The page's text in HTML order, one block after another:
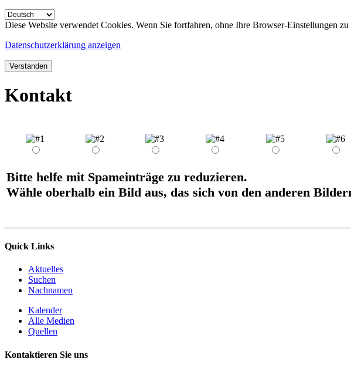
Diese Website verwendet Cookies. Wenn Sie fortfahren, ohne Ihre Browser-Einstellungen
Datenschutzerklärung anzeigen
Verstanden
Kontakt
Bitte helfe mit Spameinträge zu reduzieren.
Wähle oberhalb ein Bild aus, das sich von den anderen
Quick Links
Aktuelles
Suchen
Nachnamen
Kalender
Alle Medien
Quellen
Kontaktieren Sie uns